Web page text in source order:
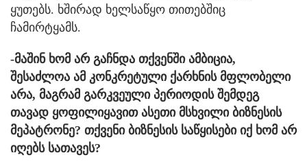
ყუთებს. ხშირად ხელსაწყო თითებშიც
ჩამირტყამს.
-მაშინ ხომ არ გაჩნდა თქვენში ამბიცია,
შესაძლოა ამ კონკრეტული ქარხნის მფლობელი
არა, მაგრამ გარკვეული პერიოდის შემდეგ
თავად ყოფილიყავით ასეთი მსხვილი ბიზნესის
მეპატრონე? თქვენი ბიზნესის საწყისები იქ ხომ არ
იღებს სათავეს?